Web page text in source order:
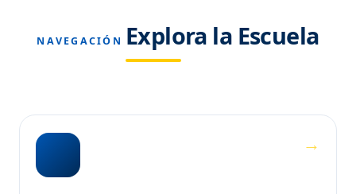
NAVEGACIÓN Explora la Escuela